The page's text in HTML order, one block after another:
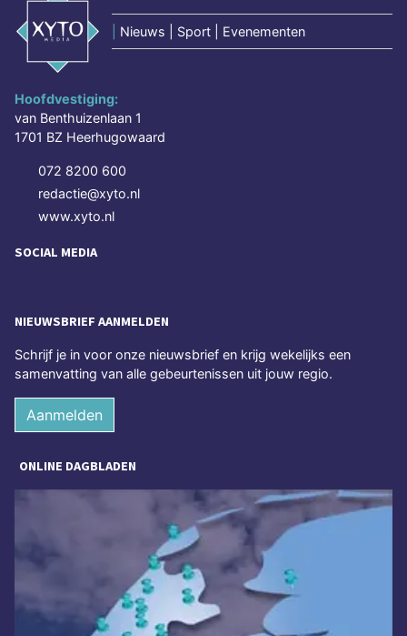
Nieuws | Sport | Evenementen
Hoofdvestiging:
van Benthuizenlaan 1
1701 BZ Heerhugowaard
072 8200 600
redactie@xyto.nl
www.xyto.nl
SOCIAL MEDIA
NIEUWSBRIEF AANMELDEN
Schrijf je in voor onze nieuwsbrief en krijg wekelijks een
samenvatting van alle gebeurtenissen uit jouw regio.
Aanmelden
ONLINE DAGBLADEN